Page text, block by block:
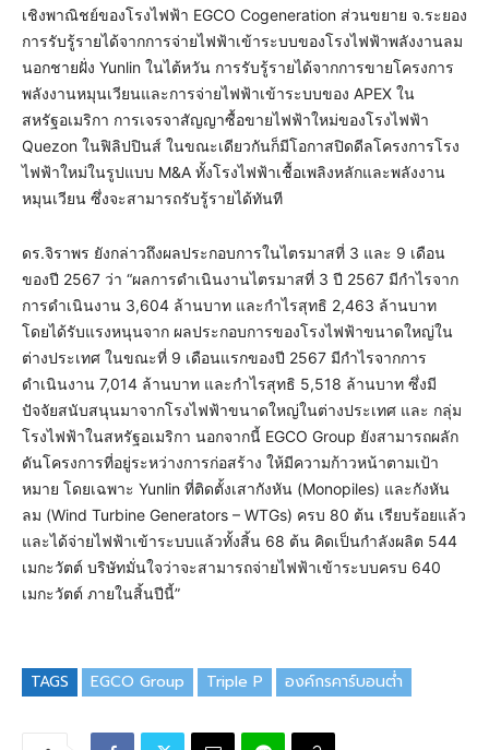
เชิงพาณิชย์ของโรงไฟฟ้า EGCO Cogeneration ส่วนขยาย จ.ระยอง
การรับรู้รายได้จากการจ่ายไฟฟ้าเข้าระบบของโรงไฟฟ้าพลังงานลม
นอกชายฝั่ง Yunlin ในไต้หวัน การรับรู้รายได้จากการขายโครงการ
พลังงานหมุนเวียนและการจ่ายไฟฟ้าเข้าระบบของ APEX ใน
สหรัฐอเมริกา การเจรจาสัญญาซื้อขายไฟฟ้าใหม่ของโรงไฟฟ้า
Quezon ในฟิลิปปินส์ ในขณะเดียวกันก็มีโอกาสปิดดีลโครงการโรง
ไฟฟ้าใหม่ในรูปแบบ M&A ทั้งโรงไฟฟ้าเชื้อเพลิงหลักและพลังงาน
หมุนเวียน ซึ่งจะสามารถรับรู้รายได้ทันที
ดร.จิราพร ยังกล่าวถึงผลประกอบการในไตรมาสที่ 3 และ 9 เดือน
ของปี 2567 ว่า “ผลการดำเนินงานไตรมาสที่ 3 ปี 2567 มีกำไรจาก
การดำเนินงาน 3,604 ล้านบาท และกำไรสุทธิ 2,463 ล้านบาท
โดยได้รับแรงหนุนจาก ผลประกอบการของโรงไฟฟ้าขนาดใหญ่ใน
ต่างประเทศ ในขณะที่ 9 เดือนแรกของปี 2567 มีกำไรจากการ
ดำเนินงาน 7,014 ล้านบาท และกำไรสุทธิ 5,518 ล้านบาท ซึ่งมี
ปัจจัยสนับสนุนมาจากโรงไฟฟ้าขนาดใหญ่ในต่างประเทศ และ กลุ่ม
โรงไฟฟ้าในสหรัฐอเมริกา นอกจากนี้ EGCO Group ยังสามารถผลัก
ดันโครงการที่อยู่ระหว่างการก่อสร้าง ให้มีความก้าวหน้าตามเป้า
หมาย โดยเฉพาะ Yunlin ที่ติดตั้งเสากังหัน (Monopiles) และกังหัน
ลม (Wind Turbine Generators – WTGs) ครบ 80 ต้น เรียบร้อยแล้ว
และได้จ่ายไฟฟ้าเข้าระบบแล้วทั้งสิ้น 68 ต้น คิดเป็นกำลังผลิต 544
เมกะวัตต์ บริษัทมั่นใจว่าจะสามารถจ่ายไฟฟ้าเข้าระบบครบ 640
เมกะวัตต์ ภายในสิ้นปีนี้”
TAGS EGCO Group Triple P องค์กรคาร์บอนต่ำ